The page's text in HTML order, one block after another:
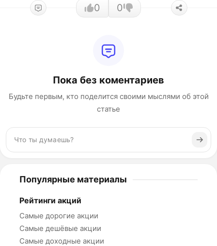
0 0
Пока без коментариев
Будьте первым, кто поделится своими мыслями об этой
статье
Популярные материалы
Рейтинги акций
Самые дорогие акции
Самые дешёвые акции
Самые доходные акции